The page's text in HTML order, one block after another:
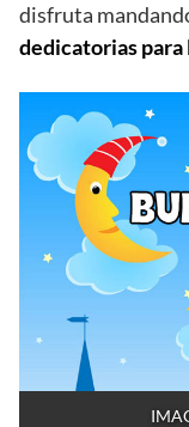
disfruta
dedicatorias para